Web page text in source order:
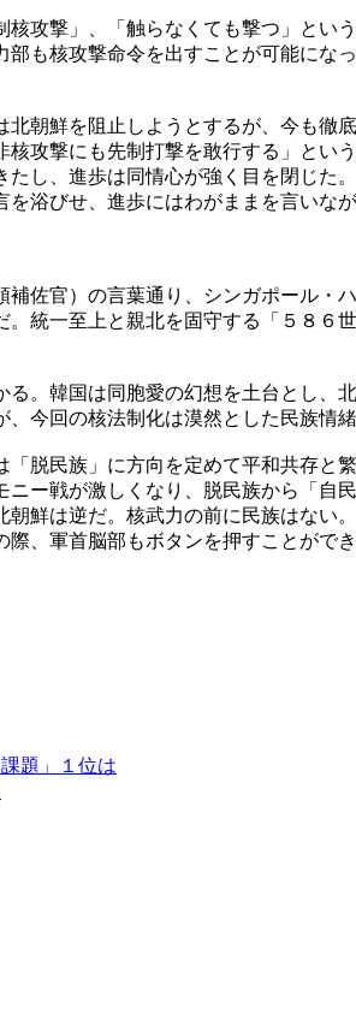
攻撃」、「触らなくても撃つ」と
も核攻撃命令を出すことが可能に
朝鮮を阻止しようとするが、今も徹
撃にも先制打撃を敢行する」とい
し、進歩は同情心が強く目を閉じた
浴びせ、進歩にはわがままを言い
佐官）の言葉通り、シンガポール・
統一至上と親北を固守する「５８
。韓国は同胞愛の幻想を土台とし、
今回の核法制化は漠然とした民族情
脱民族」に方向を定めて平和共存と
ー戦が激しくなり、脱民族から「自
鮮は逆だ。核武力の前に民族はない
、軍首脳部もボタンを押すことがで
題」１位は